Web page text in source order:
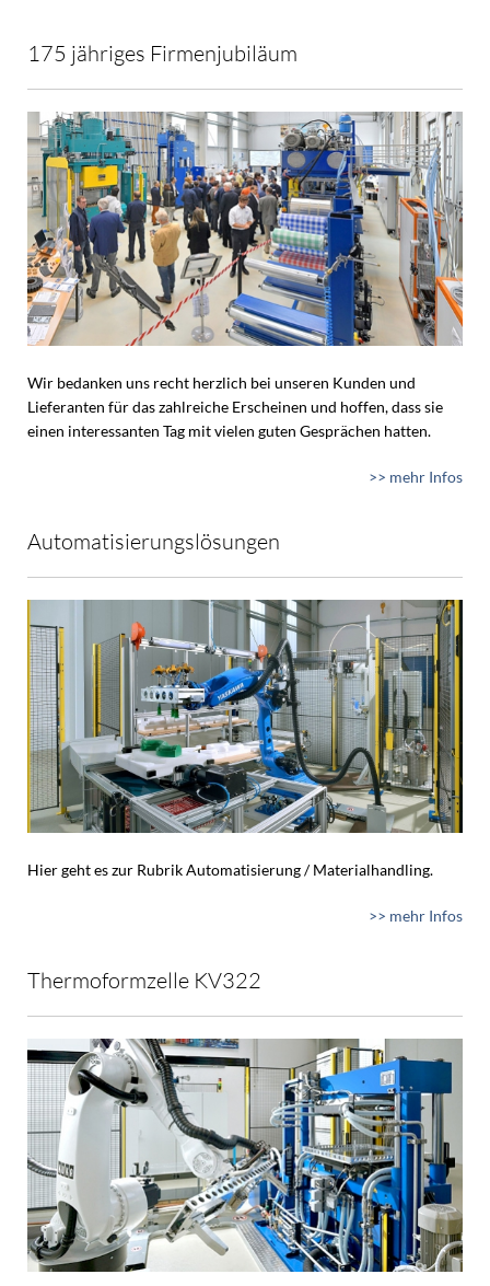
175 jähriges Firmenjubiläum
Wir bedanken uns recht herzlich bei unseren Kunden und
Lieferanten für das zahlreiche Erscheinen und hoffen, dass sie
einen interessanten Tag mit vielen guten Gesprächen hatten.
>> mehr Infos
Automatisierungslösungen
Hier geht es zur Rubrik Automatisierung / Materialhandling.
>> mehr Infos
Thermoformzelle KV322